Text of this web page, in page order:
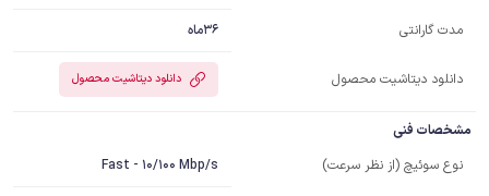
مدت گارانتی 36ماه
دانلود دیتاشیت محصول دانلود دیتاشیت محصول
مشخصات فنی
نوع سوئیچ (از نظر سرعت)
Fast - 10/100 Mbp/s